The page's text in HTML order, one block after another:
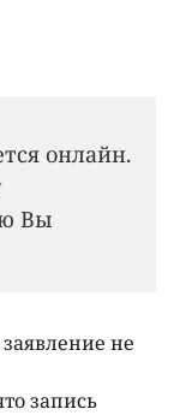
онлайн.
Вы
не
запись